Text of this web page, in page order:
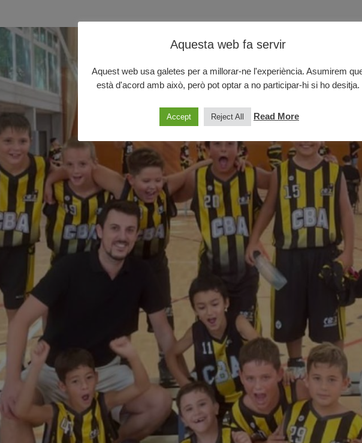
Aquesta web fa servir
Aquest web usa galetes per a millorar-ne l'experiència. Asumirem
està d'acord amb això, però pot optar a no participar-hi si ho desitja.
Accept Reject All Read More